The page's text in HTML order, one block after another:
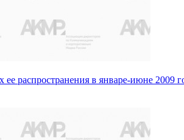
ее распространения в январе-июне 2009